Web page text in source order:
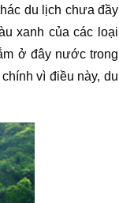
du lịch chưa đầy
xanh của các loại
ở đây nước trong
vì điều này, du